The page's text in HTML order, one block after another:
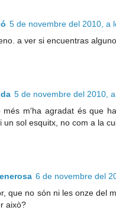
5 de novembre del 2010, a
a ver si encuentras
5 de novembre del 2010,
més m'ha agradat és que
un sol esquitx, no com a la
6 de novembre del
que no són ni les onze del
això?